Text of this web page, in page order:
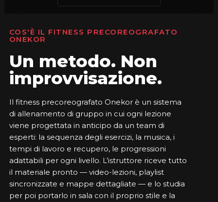
COS'È IL FITNESS PRECOREOGRAFATO
ONEKOR
Un metodo. Non
improvvisazione.
Il fitness precoreografato Onekor è un sistema
di allenamento di gruppo in cui ogni lezione
viene progettata in anticipo da un team di
esperti: la sequenza degli esercizi, la musica, i
tempi di lavoro e recupero, le progressioni
adattabili per ogni livello. L’istruttore riceve tutto
il materiale pronto — video-lezioni, playlist
sincronizzate e mappe dettagliate — e lo studia
per poi portarlo in sala con il proprio stile e la